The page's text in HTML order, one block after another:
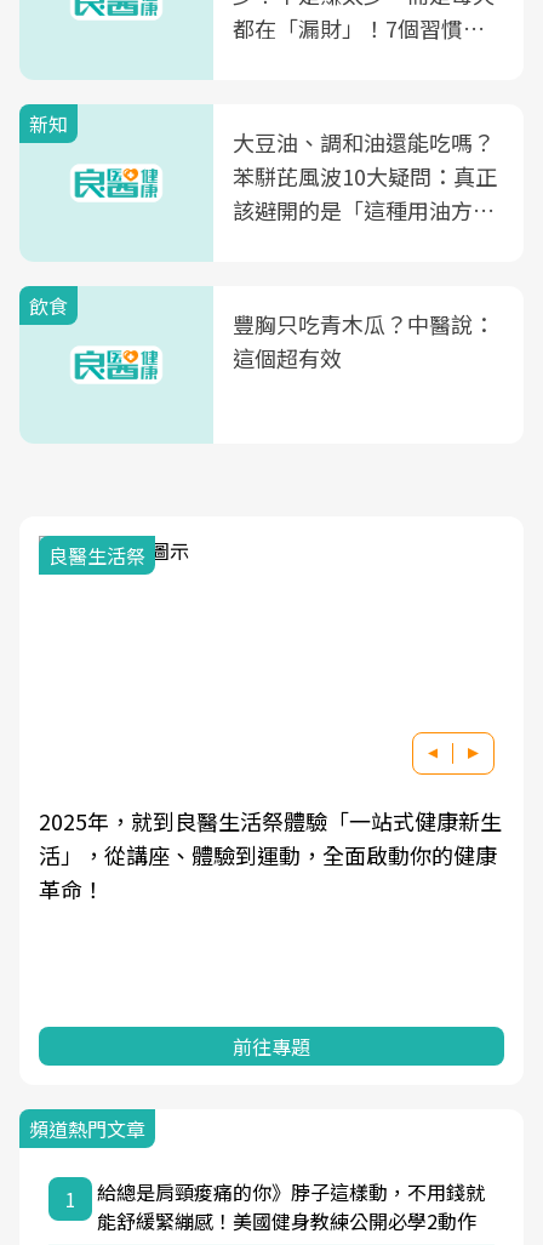
都在「漏財」！7個習慣一
新知
大豆油、調和油還能吃嗎？
苯駢芘風波10大疑問：真正
該避開的是「這種用油方
飲食
豐胸只吃青木瓜？中醫說：
這個超有效
良醫生活祭
2025年，就到良醫生活祭體驗「一站式健康新生
活」，從講座、體驗到運動，全面啟動你的健康
革命！
前往專題
頻道熱門文章
1
給總是肩頸痠痛的你》脖子這樣動，不用錢就
能舒緩緊繃感！美國健身教練公開必學2動作